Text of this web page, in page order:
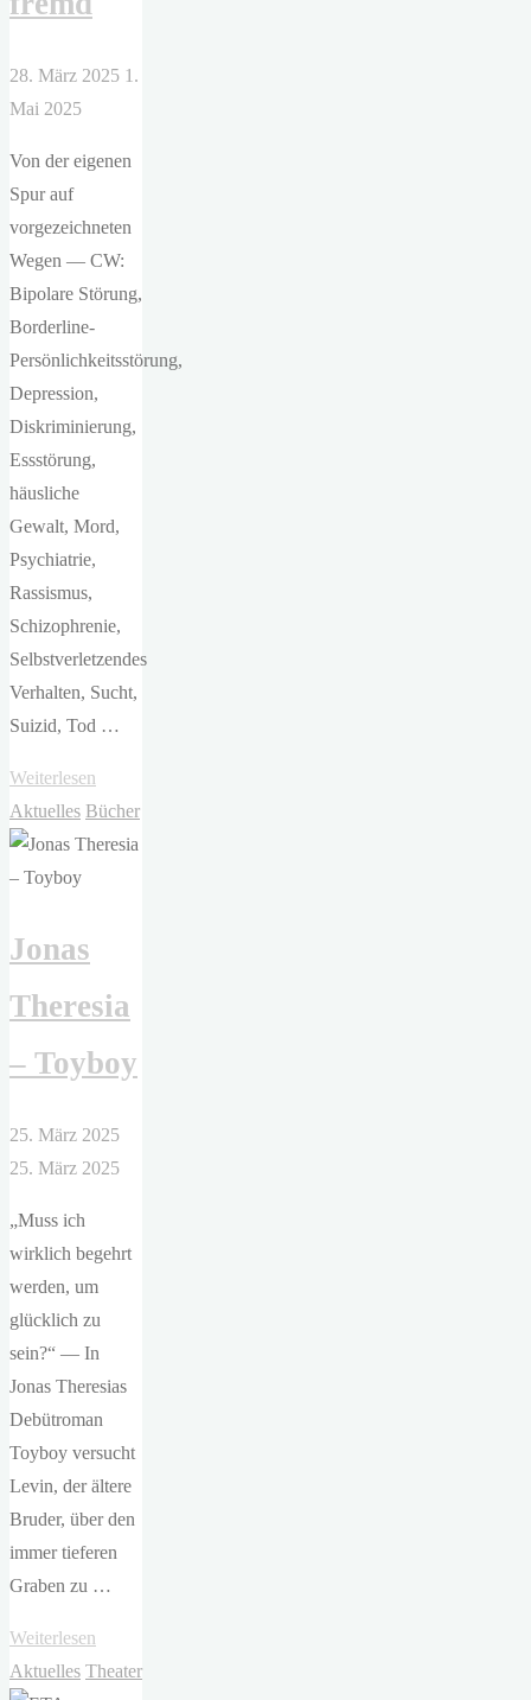
28. März 2025 1.
Mai 2025
Von der eigenen
Spur auf
vorgezeichneten
Wegen — CW:
Bipolare Störung,
Borderline-
Persönlichkeitsstörung,
Depression,
Diskriminierung,
Essstörung,
häusliche
Gewalt, Mord,
Psychiatrie,
Rassismus,
Schizophrenie,
Selbstverletzendes
Verhalten, Sucht,
Suizid, Tod …
Weiterlesen
Aviv
–
Aktuelles Bücher
Jonas
Theresia
– Toyboy
25. März 2025
25. März 2025
„Muss ich
wirklich begehrt
werden, um
glücklich zu
sein?“ — In
Jonas Theresias
Debütroman
Toyboy versucht
Levin, der ältere
Bruder, über den
immer tieferen
Graben zu …
Weiterlesen
Theresia
Aktuelles Theater